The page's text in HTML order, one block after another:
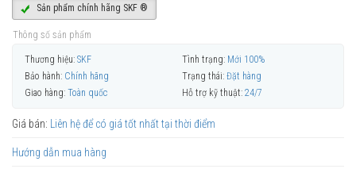
Sản phẩm chính hãng SKF ®
Thông số sản phẩm
Thương hiệu: SKF Tình trạng: Mới 100%
Bảo hành: Chính hãng Trạng thái: Đặt hàng
Giao hàng: Toàn quốc Hỗ trợ kỹ thuật: 24/7
Giá bán: Liên hệ để có giá tốt nhất tại thời điểm
Hướng dẫn mua hàng